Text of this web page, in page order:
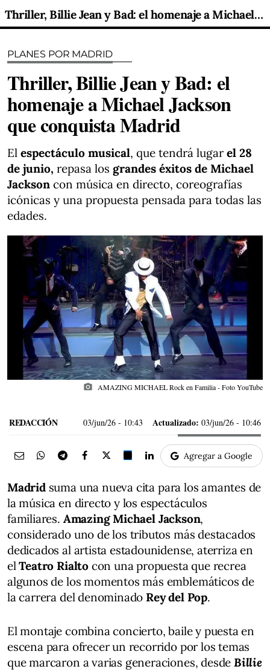
Thriller, Billie Jean y Bad: el homenaje a Michael Jackson que conquista Madrid
PLANES POR MADRID
Thriller, Billie Jean y Bad: el
homenaje a Michael Jackson
que conquista Madrid
El espectáculo musical, que tendrá lugar el 28
de junio, repasa los grandes éxitos de Michael
Jackson con música en directo, coreografías
icónicas y una propuesta pensada para todas las
edades.
photo_camera AMAZING MICHAEL Rock en Familia - Foto YouTube
REDACCIÓN 03/jun/26 - 10:43 Actualizado: 03/jun/26 - 10:46
Agregar a Google
Madridsuma una nueva cita para los amantes de
la música en directo y los espectáculos
familiares. Amazing Michael Jackson,
considerado uno de los tributos más destacados
dedicados al artista estadounidense, aterriza en
elTeatro Rialtocon una propuesta que recrea
algunos de los momentos más emblemáticos de
la carrera del denominado Rey del Pop.
El montaje combina concierto, baile y puesta en
escena para ofrecer un recorrido por los temas
que marcaron a varias generaciones, desde Billie